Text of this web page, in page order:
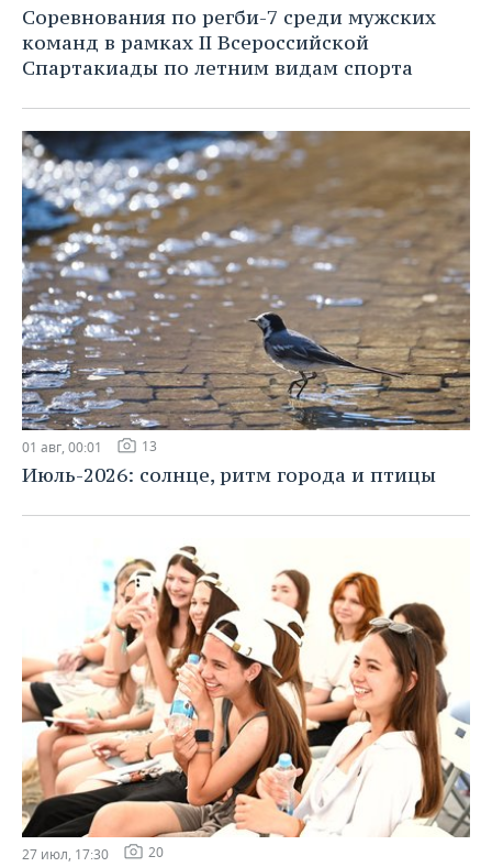
Соревнования по регби-7 среди мужских
команд в рамках II Всероссийской
Спартакиады по летним видам спорта
01 авг, 00:01 13
Июль-2026: солнце, ритм города и птицы
27 июл, 17:30 20